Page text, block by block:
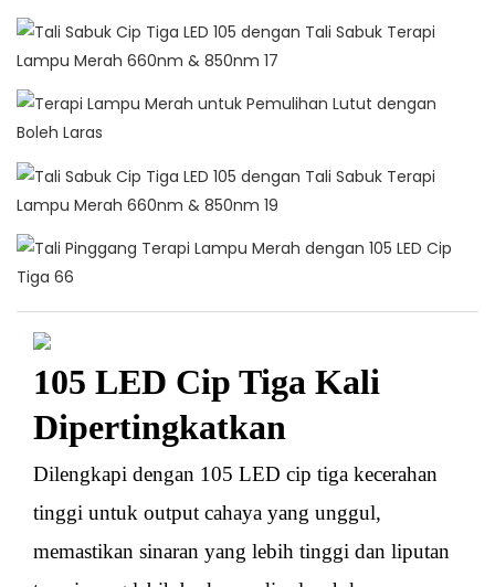
105 LED Cip Tiga Kali
Dipertingkatkan
Dilengkapi dengan 105 LED cip tiga kecerahan
tinggi untuk output cahaya yang unggul,
memastikan sinaran yang lebih tinggi dan liputan